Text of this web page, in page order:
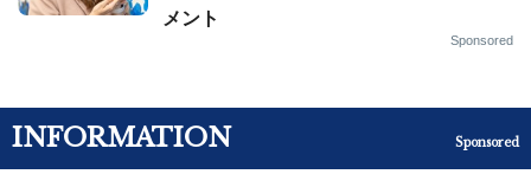
メント
Sponsored
INFORMATION Sponsored